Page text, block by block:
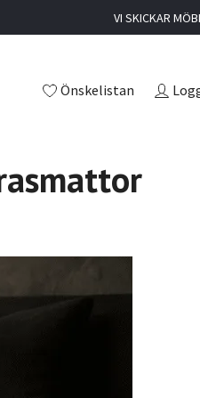
VI SKICKAR
Önskelistan